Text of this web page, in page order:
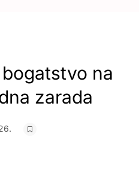
na
zarada